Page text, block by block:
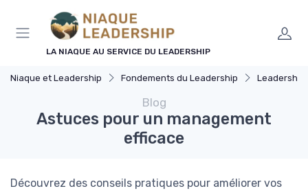
LA NIAQUE AU SERVICE DU LEADERSHIP
Niaque et Leadership Fondements du Leadership Leadership
Blog
Astuces pour un management
efficace
Découvrez des conseils pratiques pour améliorer vos